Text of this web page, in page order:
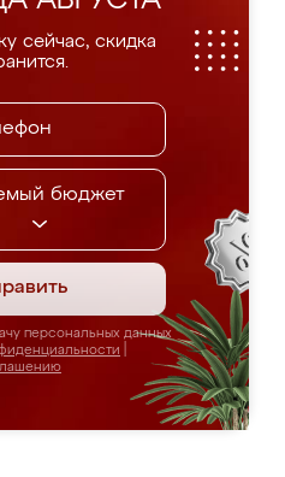
сейчас, скидка
бюджет
персональных данных